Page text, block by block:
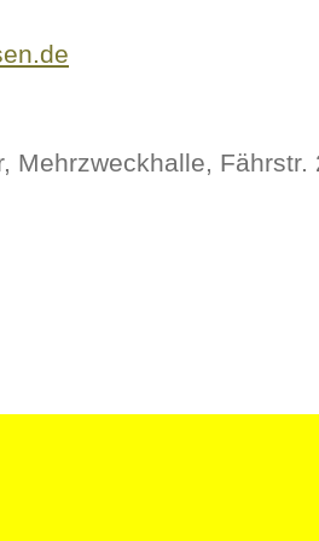
Mehrzweckhalle, Fährstr.